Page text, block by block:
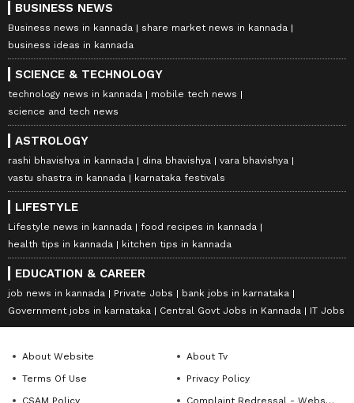
BUSINESS NEWS
Business news in kannada
share market news in kannada
business ideas in kannada
SCIENCE & TECHNOLOGY
technology news in kannada
mobile tech news
science and tech news
ASTROLOGY
rashi bhavishya in kannada dina bhavishya
vara bhavishya
vastu shastra in kannada
karnataka festivals
LIFESTYLE
Lifestyle news in kannada
food recipes in kannada
health tips in kannada
kitchen tips in kannada
EDUCATION & CAREER
job news in kannada Private Jobs
bank jobs in karnataka
Government jobs in karnataka
Central Govt Jobs in Kannada IT Jobs
About Website
About Tv
Terms Of Use
Privacy Policy